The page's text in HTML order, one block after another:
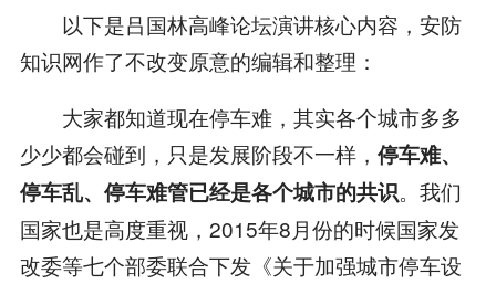
以下是吕国林高峰论坛演讲核心内容，安防
知识网作了不改变原意的编辑和整理：
大家都知道现在停车难，其实各个城市多多
少少都会碰到，只是发展阶段不一样， 停车难、
停车乱、停车难管已经是各个城市的共识。我们
国家也是高度重视，2015年8月份的时候国家发
改委等七个部委联合下发《关于加强城市停车设